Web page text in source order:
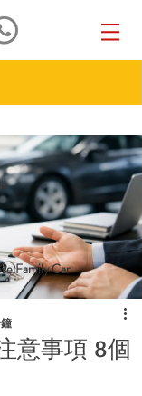
Family Car
意事項 8個